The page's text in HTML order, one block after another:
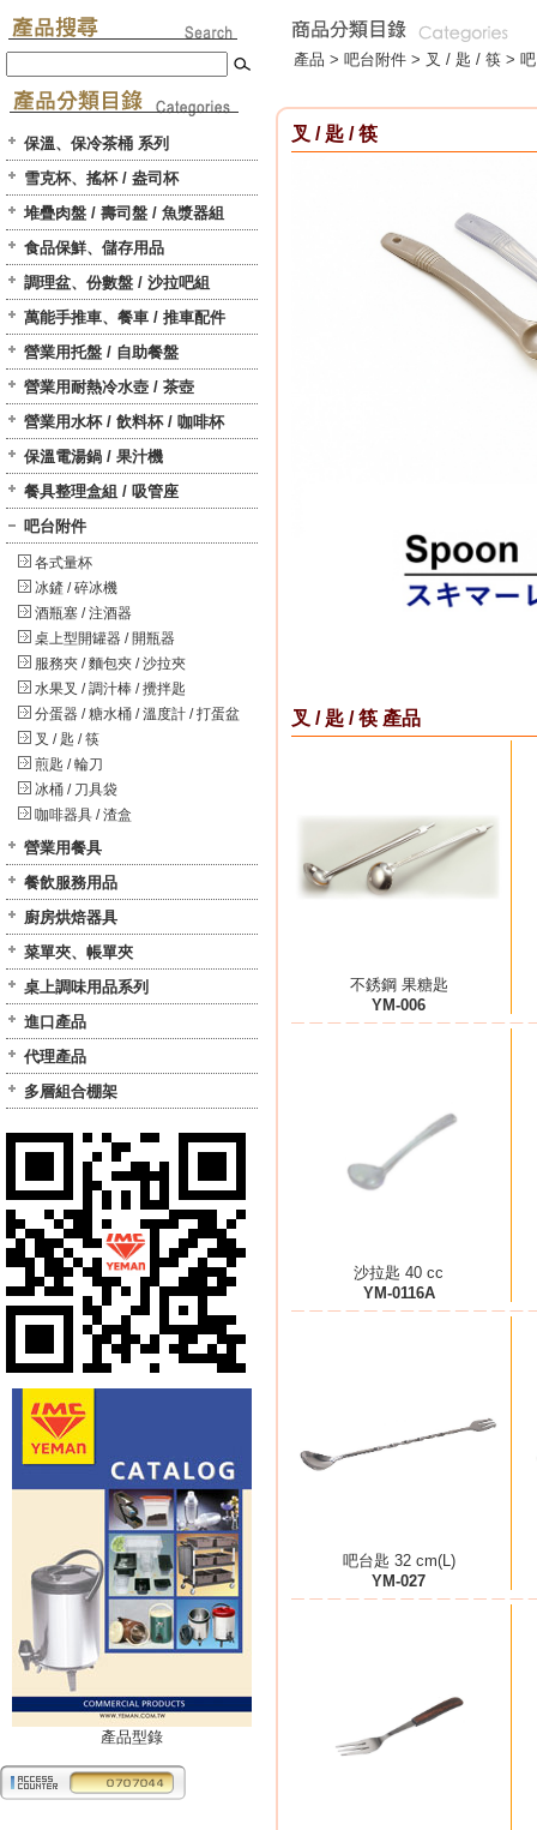
保溫、保冷茶桶 系列
雪克杯、搖杯 / 盎司杯
堆疊肉盤 / 壽司盤 / 魚漿器組
食品保鮮、儲存用品
調理盆、份數盤 / 沙拉吧組
萬能手推車、餐車 / 推車配件
營業用托盤 / 自助餐盤
營業用耐熱冷水壺 / 茶壺
營業用水杯 / 飲料杯 / 咖啡杯
保溫電湯鍋 / 果汁機
餐具整理盒組 / 吸管座
吧台附件
各式量杯
冰鏟 / 碎冰機
酒瓶塞 / 注酒器
桌上型開罐器 / 開瓶器
服務夾 / 麵包夾 / 沙拉夾
水果叉 / 調汁棒 / 攪拌匙
分蛋器 / 糖水桶 / 溫度計 / 打蛋盆
叉 / 匙 / 筷
煎匙 / 輪刀
冰桶 / 刀具袋
咖啡器具 / 渣盒
營業用餐具
餐飲服務用品
廚房烘焙器具
菜單夾、帳單夾
桌上調味用品系列
進口產品
代理產品
多層組合棚架
產品型錄
產品 > 吧台附件 > 叉 / 匙 / 筷 >
叉 / 匙 / 筷
叉 / 匙 / 筷 產品
不銹鋼 果糖匙
YM-006
沙拉匙 40 cc
YM-0116A
吧台匙 32 cm(L)
YM-027